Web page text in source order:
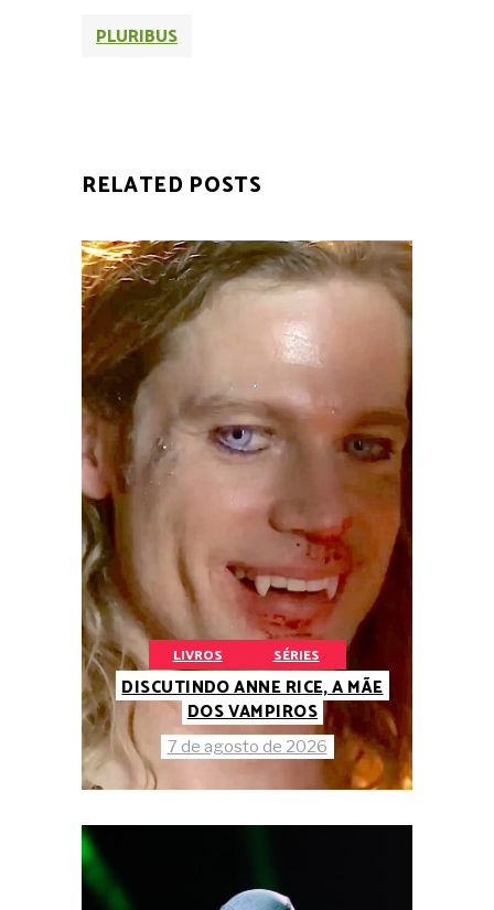
PLURIBUS
RELATED POSTS
LIVROS SÉRIES
DISCUTINDO ANNE RICE, A MÃE
DOS VAMPIROS
7 de agosto de 2026